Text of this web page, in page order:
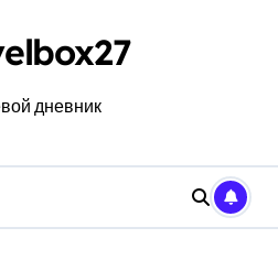
дневник